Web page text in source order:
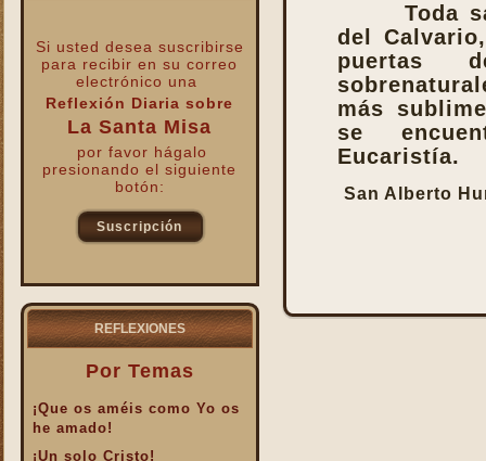
Si usted desea suscribirse
para recibiren su correo
electrónico una
Reflexión Diaria sobre
La Santa Misa
por favor hágalo
presionando el siguiente
botón:
Suscripción
REFLEXIONES
Por Temas
¡Que os améis como Yo os
he amado!
¡Un solo Cristo!
Toda
del
puertas
más
se
Eucaristía.
San Alberto